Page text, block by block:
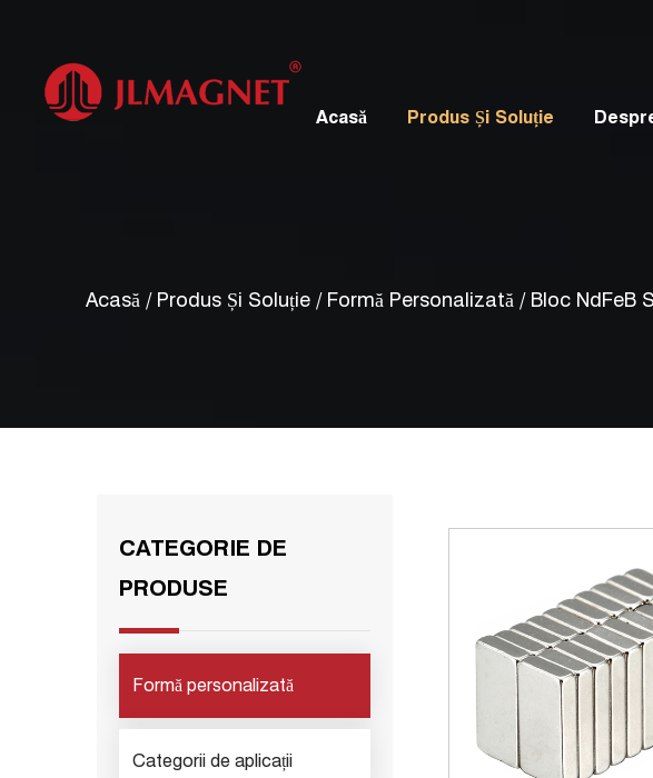
Acasă Produs Și Soluție
Acasă / Produs Și Soluție / Formă Personalizată / Bloc NdFeB
CATEGORIE DE
PRODUSE
Formă personalizată
Categorii de aplicații